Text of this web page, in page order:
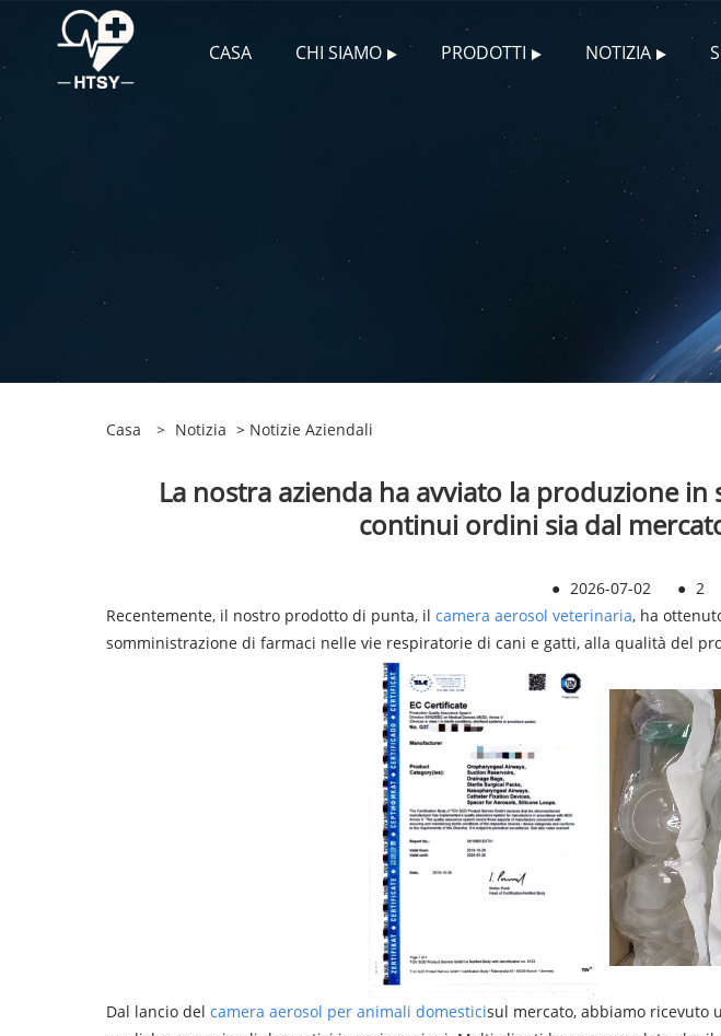
CASA CHI SIAMO PRODOTTI NOTIZIA
Casa > Notizia > Notizie Aziendali
La nostra azienda ha avviato la produzione
continui ordini sia dal
● 2026-07-02 ● 2
Recentemente, il nostro prodotto di punta, il camera aerosol veterinaria, ha
somministrazione di farmaci nelle vie respiratorie di cani e gatti, alla qualità del
Dal lancio del camera aerosol per animali domesticisul mercato, abbiamo